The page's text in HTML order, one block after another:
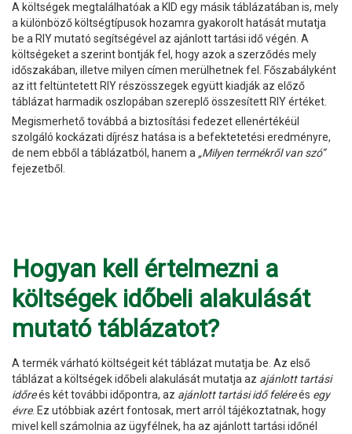
A költségek megtalálhatóak a KID egy másik táblázatában is, mely
a különböző költségtípusok hozamra gyakorolt hatását mutatja
be a RIY mutató segítségével az ajánlott tartási idő végén. A
költségeket a szerint bontják fel, hogy azok a szerződés mely
időszakában, illetve milyen címen merülhetnek fel. Főszabályként
az itt feltüntetett RIY részösszegek együtt kiadják az előző
táblázat harmadik oszlopában szereplő összesített RIY értéket.
Megismerhető továbbá a biztosítási fedezet ellenértékéül
szolgáló kockázati díjrész hatása is a befektetetési eredményre,
de nem ebből a táblázatból, hanem a „Milyen termékről van szó”
fejezetből.
Hogyan kell értelmezni a
költségek időbeli alakulását
mutató táblázatot?
A termék várható költségeit két táblázat mutatja be. Az első
táblázat a költségek időbeli alakulását mutatja az ajánlott tartási
időreés két további időpontra, az ajánlott tartási idő feléreés egy
évre. Ez utóbbiak azért fontosak, mert arról tájékoztatnak, hogy
mivel kell számolnia az ügyfélnek, ha az ajánlott tartási időnél